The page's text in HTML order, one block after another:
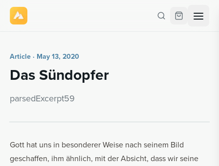
Article · May 13, 2020
Das Sün­dopfer
parsedEx­cerpt59
Gott hat uns in besonderer Weise nach seinem Bild
geschaffen, ihm ähnlich, mit der Absicht, dass wir seine